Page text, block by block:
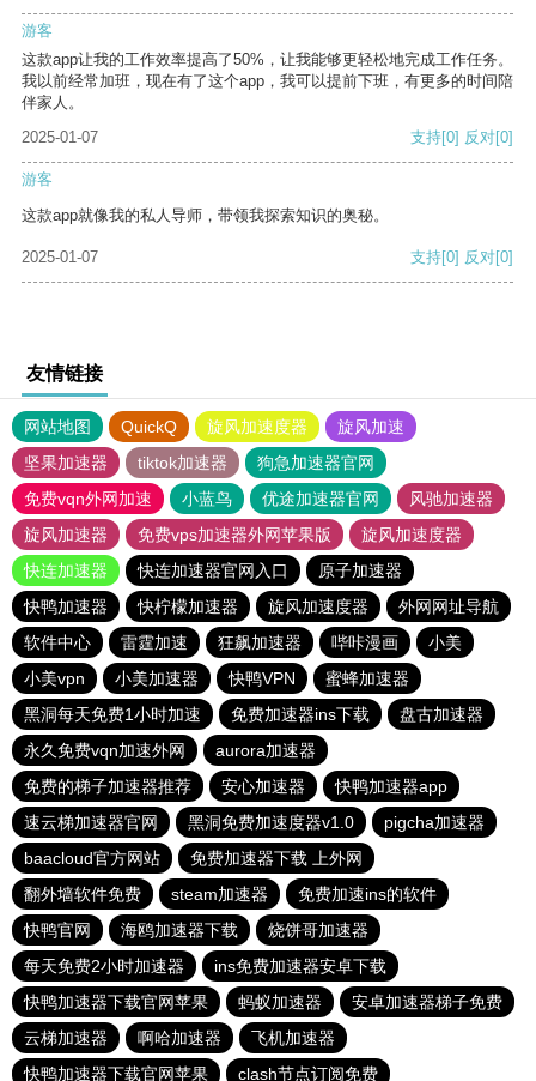
游客
这款app让我的工作效率提高了50%，让我能够更轻松地完成工作任务。
我以前经常加班，现在有了这个app，我可以提前下班，有更多的时间陪
伴家人。
2025-01-07
支持[0] 反对[0]
游客
这款app就像我的私人导师，带领我探索知识的奥秘。
2025-01-07 支持[0] 反对[0]
友情链接
网站地图 QuickQ 旋风加速度器
旋风加速
坚果加速器
tiktok加速器
狗急加速器官网
免费vqn外网加速
小蓝鸟 优途加速器官网
风驰加速器
旋风加速器
免费vps加速器外网苹果版
旋风加速度器
快连加速器
快连加速器官网入口
原子加速器
快鸭加速器
快柠檬加速器 旋风加速度器
外网网址导航
软件中心
雷霆加速 狂飙加速器 哔咔漫画
小美
小美vpn
小美加速器 快鸭VPN
蜜蜂加速器
黑洞每天免费1小时加速
免费加速器ins下载
盘古加速器
永久免费vqn加速外网
aurora加速器
免费的梯子加速器推荐
安心加速器
快鸭加速器app
速云梯加速器官网
黑洞免费加速度器v1.0
pigcha加速器
baacloud官方网站
免费加速器下载 上外网
翻外墙软件免费
steam加速器
免费加速ins的软件
快鸭官网
海鸥加速器下载
烧饼哥加速器
每天免费2小时加速器
ins免费加速器安卓下载
快鸭加速器下载官网苹果
蚂蚁加速器
安卓加速器梯子免费
云梯加速器
啊哈加速器
飞机加速器
快鸭加速器下载官网苹果
clash节点订阅免费